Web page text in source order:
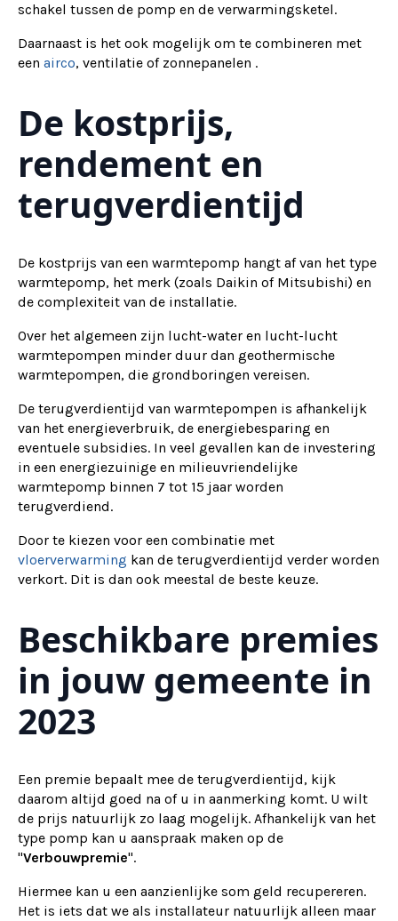
schakel tussen de pomp en de verwarmingsketel.
Daarnaast is het ook mogelijk om te combineren met
een airco, ventilatie of zonnepanelen .
De kostprijs,
rendement en
terugverdientijd
De kostprijs van een warmtepomp hangt af van het type
warmtepomp, het merk (zoals Daikin of Mitsubishi) en
de complexiteit van de installatie.
Over het algemeen zijn lucht-water en lucht-lucht
warmtepompen minder duur dan geothermische
warmtepompen, die grondboringen vereisen.
De terugverdientijd van warmtepompen is afhankelijk
van het energieverbruik, de energiebesparing en
eventuele subsidies. In veel gevallen kan de investering
in een energiezuinige en milieuvriendelijke
warmtepomp binnen 7 tot 15 jaar worden
terugverdiend.
Door te kiezen voor een combinatie met
vloerverwarming kan de terugverdientijd verder worden
verkort. Dit is dan ook meestal de beste keuze.
Beschikbare premies
in jouw gemeente in
2023
Een premie bepaalt mee de terugverdientijd, kijk
daarom altijd goed na of u in aanmerking komt. U wilt
de prijs natuurlijk zo laag mogelijk. Afhankelijk van het
type pomp kan u aanspraak maken op de
"Verbouwpremie".
Hiermee kan u een aanzienlijke som geld recupereren.
Het is iets dat we als installateur natuurlijk alleen maar